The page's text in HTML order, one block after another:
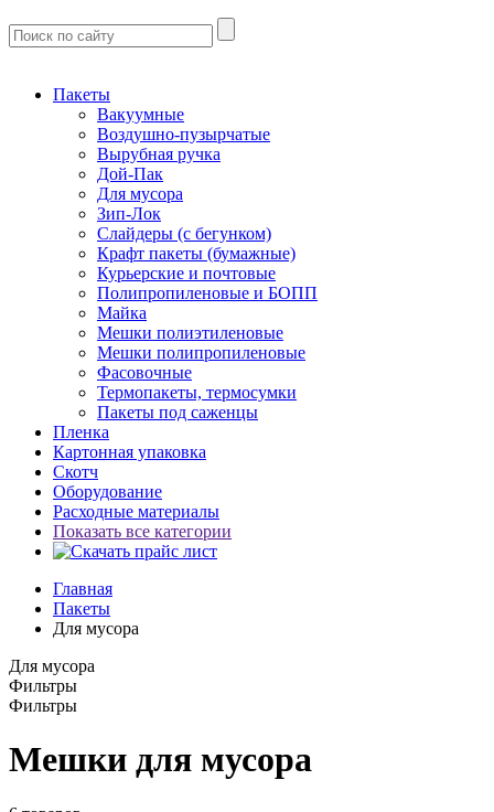
Пакеты
Вакуумные
Воздушно-пузырчатые
Вырубная ручка
Дой-Пак
Для мусора
Зип-Лок
Слайдеры (с бегунком)
Крафт пакеты (бумажные)
Курьерские и почтовые
Полипропиленовые и БОПП
Майка
Мешки полиэтиленовые
Мешки полипропиленовые
Фасовочные
Термопакеты, термосумки
Пакеты под саженцы
Пленка
Картонная упаковка
Скотч
Оборудование
Расходные материалы
Показать все категории
Главная
Пакеты
Для мусора
Для мусора
Фильтры
Фильтры
Мешки для мусора